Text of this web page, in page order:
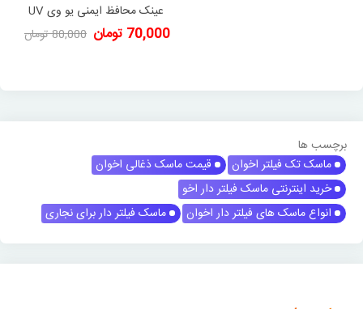
عینک محافظ ایمنی یو وی UV
400
70,000 تومان
80,000 تومان
برچسب ها
ماسک تک فیلتر اخوان
قیمت ماسک ذغالی اخوان
خرید اینترنتی ماسک فیلتر دار اخو
انواع ماسک های فیلتر دار اخوان
ماسک فیلتر دار برای نجاری